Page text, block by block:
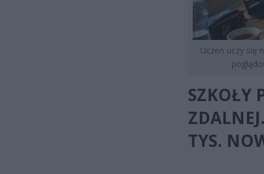
Uczeń uczy się
SZKOŁY
TYS.